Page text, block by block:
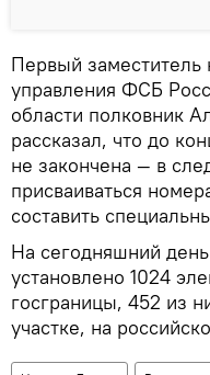
Первый заместитель
управления ФСБ
области полковник
рассказал, что до
не закончена — в
присваиваться
составить
На сегодняшний
установлено 1024
госграницы, 452 из
участке, на